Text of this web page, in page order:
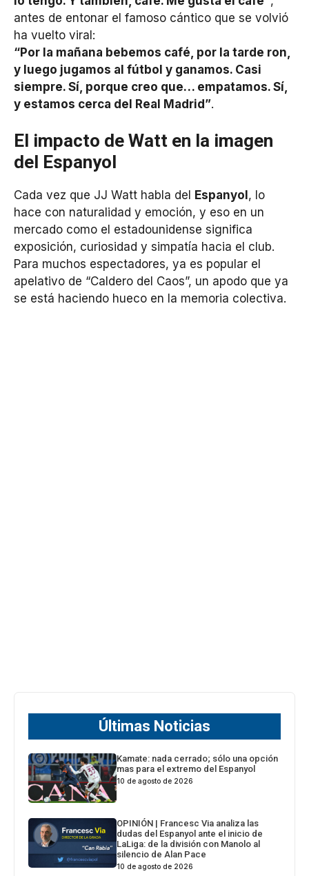
antes de entonar el famoso cántico que se volvió
ha vuelto viral:
“Por la mañana bebemos café, por la tarde ron,
y luego jugamos al fútbol y ganamos. Casi
siempre. Sí, porque creo que… empatamos. Sí,
y estamos cerca del Real Madrid”.
El impacto de Watt en la imagen
del Espanyol
Cada vez que JJ Watt habla del Espanyol , lo
hace con naturalidad y emoción, y eso en un
mercado como el estadounidense significa
exposición, curiosidad y simpatía hacia el club.
Para muchos espectadores, ya es popular el
apelativo de “Caldero del Caos”, un apodo que ya
se está haciendo hueco en la memoria colectiva.
Últimas Noticias
Kamate: nada cerrado; sólo una opción
mas para el extremo del Espanyol
10 de agosto de 2026
OPINIÓN | Francesc Via analiza las
dudas del Espanyol ante el inicio de
LaLiga: de la división con Manolo al
silencio de Alan Pace
10 de agosto de 2026